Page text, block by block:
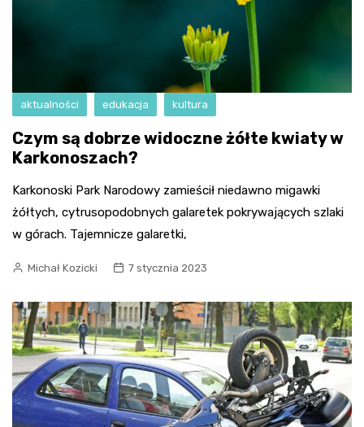
aktualności edukacja kultura
Czym są dobrze widoczne żółte kwiaty w
Karkonoszach?
Karkonoski Park Narodowy zamieścił niedawno migawki
żółtych, cytrusopodobnych galaretek pokrywających szlaki
w górach. Tajemnicze galaretki,
Michał Kozicki 7 stycznia 2023